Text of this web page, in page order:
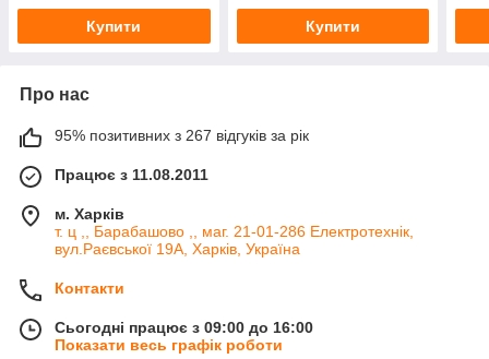
Купити Купити
Про нас
95% позитивних з 267 відгуків за рік
Працює з 11.08.2011
м. Харків
т. ц ,, Барабашово ,, маг. 21-01-286 Електротехнік,
вул.Раєвської 19А, Харків, Україна
Контакти
Сьогодні працює з 09:00 до 16:00
Показати весь графік роботи